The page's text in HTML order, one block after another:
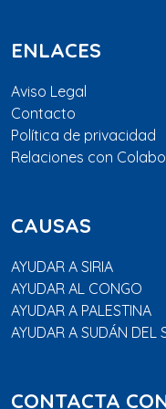
ENLACES
Aviso Legal
Contacto
Política de privacidad
Relaciones con
CAUSAS
AYUDAR A SIRIA
AYUDAR AL CONGO
AYUDAR A PALESTINA
AYUDAR A SUDÁN DEL
CONTACTA